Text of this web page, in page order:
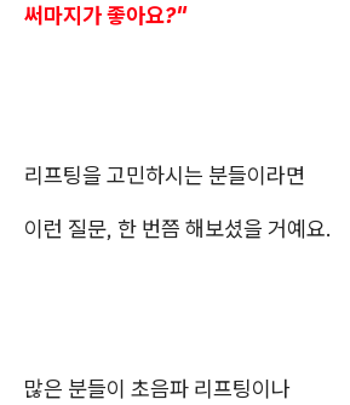
써마지가 좋아요?"
리프팅을 고민하시는 분들이라면
이런 질문, 한 번쯤 해보셨을 거예요.
많은 분들이 초음파 리프팅이나